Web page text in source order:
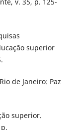
superior
de Janeiro: Paz
superior.